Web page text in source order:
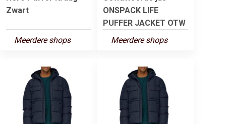
Zwart
Meerdere shops
ONSPACK LIFE
PUFFER JACKET OTW
Meerdere shops